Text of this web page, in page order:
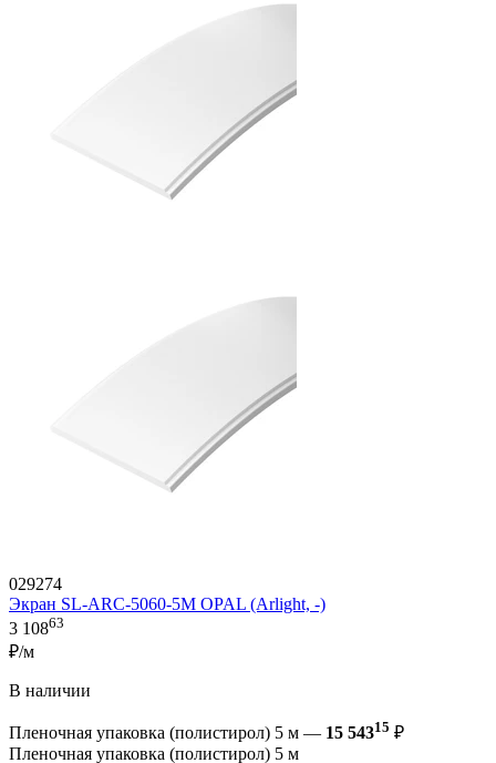
029274
Экран SL-ARC-5060-5M OPAL (Arlight, -)
3 10863
₽/м
В наличии
Пленочная упаковка (полистирол) 5 м — 15 54315 ₽
Пленочная упаковка (полистирол) 5 м